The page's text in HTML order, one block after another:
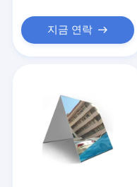
제품 소개
회사 소개
공장 투어
지금 연락